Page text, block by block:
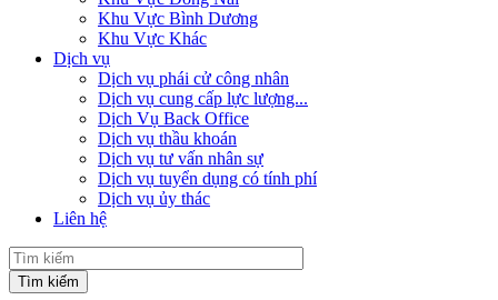
Khu Vực Bình Dương
Khu Vực Khác
Dịch vụ
Dịch vụ phái cử công nhân
Dịch vụ cung cấp lực lượng...
Dịch Vụ Back Office
Dịch vụ thầu khoán
Dịch vụ tư vấn nhân sự
Dịch vụ tuyển dụng có tính phí
Dịch vụ ủy thác
Liên hệ